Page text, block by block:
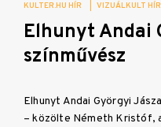
KULTER.HU HÍR VIZUÁLKULT
Elhunyt Andai
színművész
Elhunyt Andai Györgyi
– közölte Németh Kristóf,